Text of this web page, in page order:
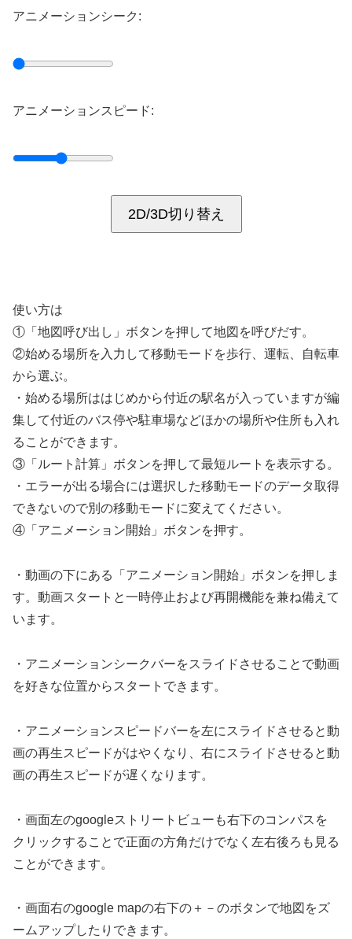
アニメーションシーク:
アニメーションスピード:
2D/3D切り替え
使い方は
①「地図呼び出し」ボタンを押して地図を呼びだす。
②始める場所を入力して移動モードを歩行、運転、自転車
から選ぶ。
・始める場所ははじめから付近の駅名が入っていますが編
集して付近のバス停や駐車場などほかの場所や住所も入れ
ることができます。
③「ルート計算」ボタンを押して最短ルートを表示する。
・エラーが出る場合には選択した移動モードのデータ取得
できないので別の移動モードに変えてください。
④「アニメーション開始」ボタンを押す。
・動画の下にある「アニメーション開始」ボタンを押しま
す。動画スタートと一時停止および再開機能を兼ね備えて
います。
・アニメーションシークバーをスライドさせることで動画
を好きな位置からスタートできます。
・アニメーションスピードバーを左にスライドさせると動
画の再生スピードがはやくなり、右にスライドさせると動
画の再生スピードが遅くなります。
・画面左のgoogleストリートビューも右下のコンパスを
クリックすることで正面の方角だけでなく左右後ろも見る
ことができます。
・画面右のgoogle mapの右下の＋－のボタンで地図をズ
ームアップしたりできます。